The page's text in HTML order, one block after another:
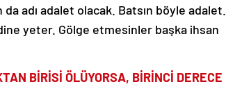
adı adalet olacak. Batsın böyle adalet.
yeter. Gölge etmesinler başka ihsan
BİRİSİ ÖLÜYORSA, BİRİNCİ DERECE